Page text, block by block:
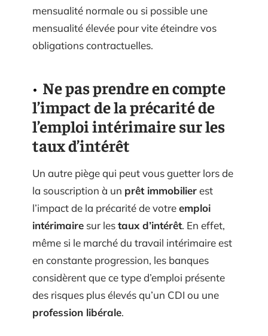
mensualité normale ou si possible une
mensualité élevée pour vite éteindre vos
obligations contractuelles.
Ne pas prendre en compte
l’impact de la précarité de
l’emploi intérimaire sur les
taux d’intérêt
Un autre piège qui peut vous guetter lors de
la souscription à un prêt immobilierest
l’impact de la précarité de votreemploi
intérimaire sur lestaux d’intérêt. En effet,
même si le marché du travail intérimaire est
en constante progression, les banques
considèrent que ce type d’emploi présente
des risques plus élevés qu’un CDI ou une
profession libérale.